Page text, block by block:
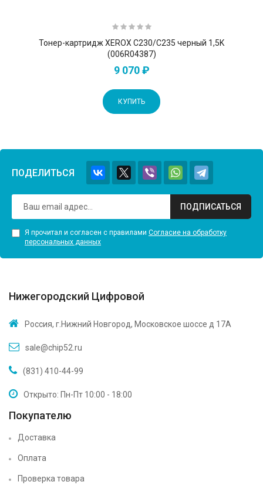
Тонер-картридж XEROX C230/C235 черный 1,5K
(006R04387)
9 070 ₽
КУПИТЬ
ПОДЕЛИТЬСЯ
ПОДПИСАТЬСЯ
Я прочитал и согласен с правилами Согласие на обработку
персональных данных
Нижегородский Цифровой
Россия, г.Нижний Новгород, Московское шоссе д 17А
sale@chip52.ru
(831) 410-44-99
Открыто: Пн-Пт 10:00 - 18:00
Покупателю
Доставка
Оплата
Проверка товара